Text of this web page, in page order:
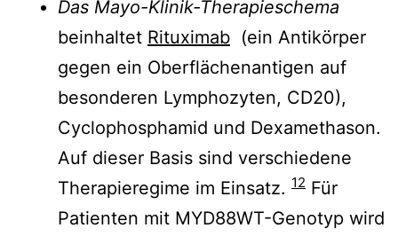
Das Mayo-Klinik-Therapieschema
beinhaltet Rituximab (ein Antikörper
gegen ein Oberflächenantigen auf
besonderen Lymphozyten, CD20),
Cyclophosphamid und Dexamethason.
Auf dieser Basis sind verschiedene
Therapieregime im Einsatz. 12 Für
Patienten mit MYD88WT-Genotyp wird